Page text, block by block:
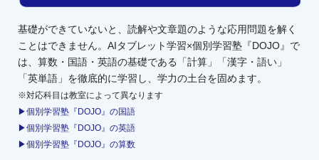
基礎ができていないと、読解や文章題のような応用問題を解く
ことはできません。AIタブレット学習×個別学習塾『DOJO』で
は、算数・国語・英語の基礎である「計算」「漢字・語い」
「英単語」を徹底的に学習し、学力の土台を固めます。
※対応科目は教室によって異なります
▶個別学習塾『DOJO』の国語
▶個別学習塾『DOJO』の英語
▶個別学習塾『DOJO』の算数